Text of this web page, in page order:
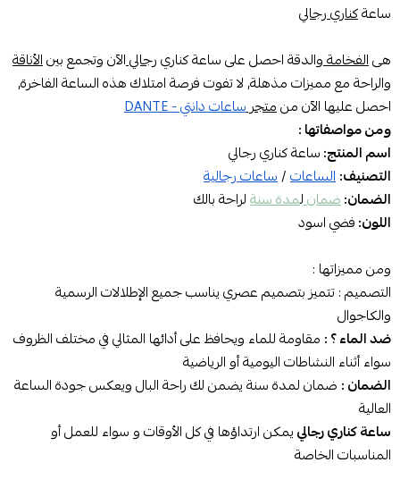
ساعةكناري رجالي
هىالفخامةوالدقة احصل على ساعة كناريرجاليالآن وتجمع بينالأناقة
والراحة مع مميزات مذهلة, لا تفوت فرصة امتلاك هذه الساعة الفاخرة,
احصل عليها الآن منمتجرساعات دانتي - DANTE
ومن مواصفاتها :
اسم المنتج:ساعةكناري رجالي
التصنيف:الساعات/ساعات رجالية
الضمان:ضمانلمدة سنةلراحة بالك
اللون:فضي اسود
ومن مميزاتها :
التصميم :تتميز بتصميم عصري يناسب جميع الإطلالات الرسمية
والكاجوال
ضد الماء ؟ : مقاومة للماء ويحافظ على أدائها المثالي في مختلف الظروف
سواء أثناء النشاطات اليومية أوالرياضية
الضمان : ضمان لمدة سنة يضمن لك راحة البال ويعكس جودة الساعة
العالية
ساعة كناري رجالييمكن ارتداؤها في كل الأوقات و سواء للعمل أو
المناسبات الخاصة